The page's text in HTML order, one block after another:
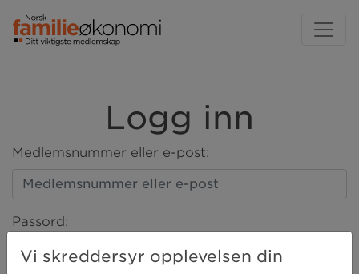
Logg inn
Medlemsnummer eller e-post:
Passord:
Vi skreddersyr opplevelsen din